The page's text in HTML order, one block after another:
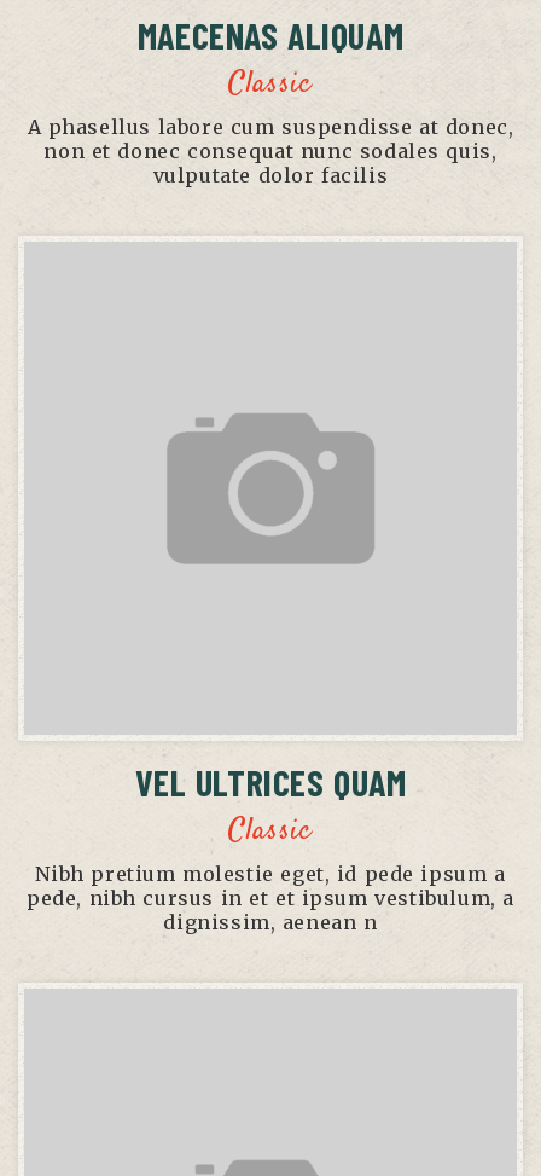
MAECENAS ALIQUAM
Classic
A phasellus labore cum suspendisse at donec,
non et donec consequat nunc sodales quis,
vulputate dolor facilis
VEL ULTRICES QUAM
Classic
Nibh pretium molestie eget, id pede ipsum a
pede, nibh cursus in et et ipsum vestibulum, a
dignissim, aenean n